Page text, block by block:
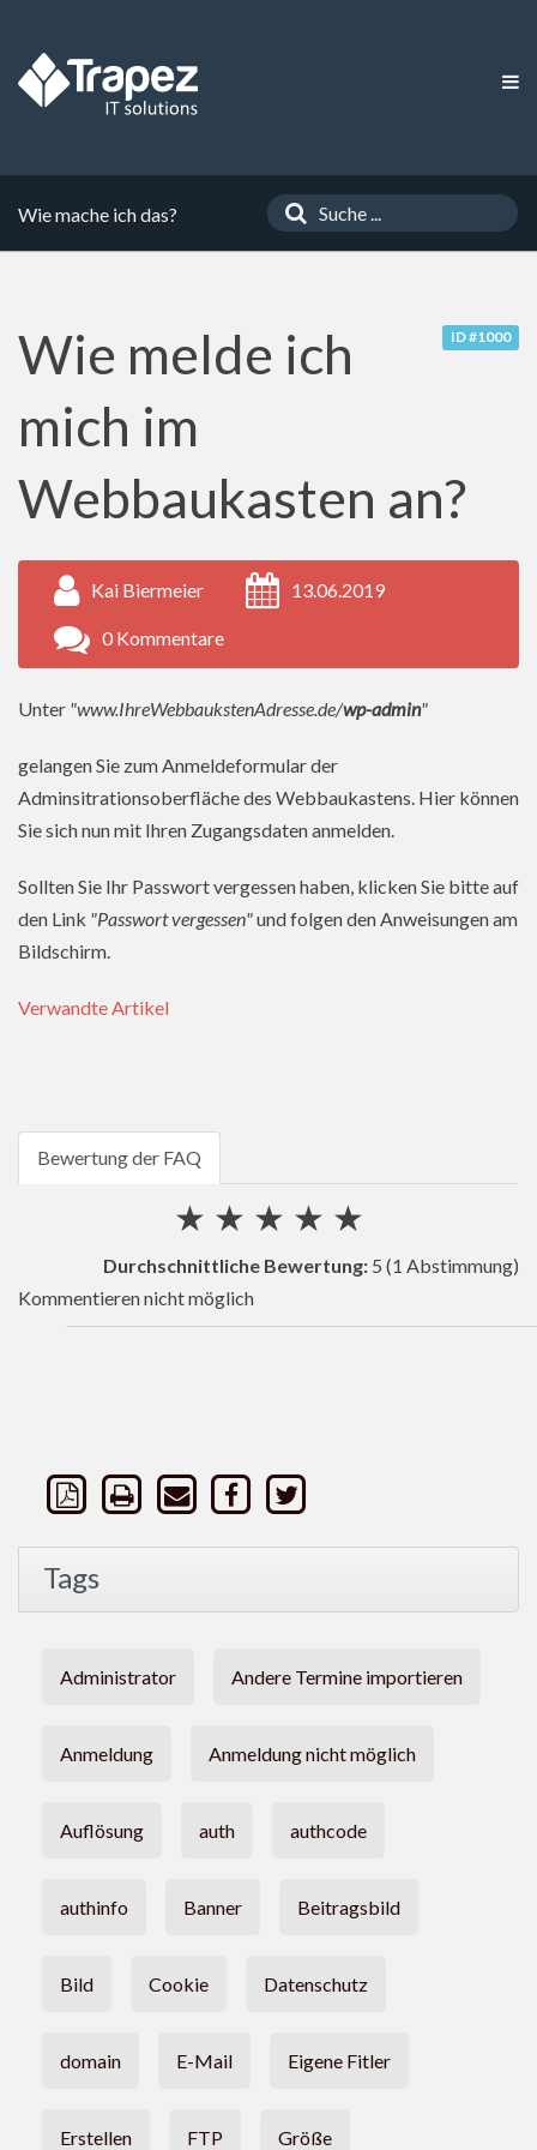
Wie mache ich das?
ID #1000
Wie melde ich
mich im
Webbaukasten an?
Kai Biermeier 13.06.2019
0 Kommentare
Unter "www.IhreWebbaukstenAdresse.de/wp-admin"
gelangen Sie zum Anmeldeformular der
Adminsitrationsoberfläche des Webbaukastens. Hier können
Sie sich nun mit Ihren Zugangsdaten anmelden.
Sollten Sie Ihr Passwort vergessen haben, klicken Sie bitte auf
den Link "Passwort vergessen"und folgen den Anweisungen am
Bildschirm.
Verwandte Artikel
Bewertung der FAQ
★
★
★
★
★
Durchschnittliche Bewertung: 5 (1 Abstimmung)
Kommentieren nicht möglich
Tags
Administrator Andere Termine importieren
Anmeldung Anmeldung nicht möglich
Auflösung auth authcode
authinfo Banner Beitragsbild
Bild Cookie Datenschutz
domain E-Mail Eigene Fitler
Erstellen FTP Größe